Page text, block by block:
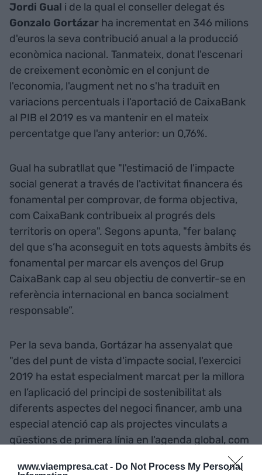
www.viaempresa.cat - Do Not Process My Personal
Jordi Gual i de la qual el conseller delegat és
Gonzalo Gortázar ha incrementat en 346 milions
d'euros la seva contribució anual a la producció
econòmica nacional. Tanmateix, donat l'escenari
de creixement econòmic en el conjunt de
l'economia, l'augment net no s'ha traduït en
variacions percentuals i l'aportació de CaixaBank
al PIB el 2019 es va mantenir en el mateix
percentatge que l'any anterior: un 0,76%.
Gual ha subratllat que "l'estimació de l'impacte
social generat a través de l'activitat financera és
fonamental per comprovar, de forma objectiva,
com CaixaBank contribueix al progrés dels
territoris on opera". Segons apunta, "fer balanç
del que s’ha aconseguit en tots aquests àmbits és
fonamental per marcar els avenços del Grup
CaixaBank cap al seu objectiu de convertir-se en
referència internacional en banca socialment
responsable”.
Per la seva banda, Gortázar ha assenyalat que
"des del punt de vista d'impacte social, l'exercici
2019 ha estat especialment marcat per la millora
en l’aplicació del principi de sostenibilitat als
diferents aspectes del negoci financer, amb una
especial atenció cap als projectes vinculats a
qüestions de primera línia en l'agenda global, com